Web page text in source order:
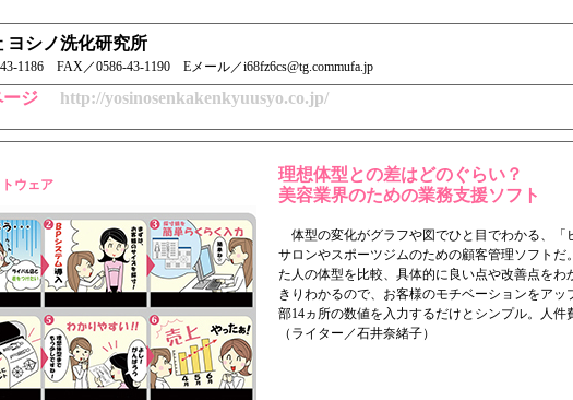
ヨシノ洗化研究所
43-1186 FAX／0586-43-1190 Eメール／i68fz6cs@tg.commufa.jp
ージ http://yosinosenkakenkyuusyo.co.jp/
ウェア
理想体型との差はどのぐらい？
美容業界のための業務支援ソフト
体型の変化がグラフや図でひと目でわかる、「
サロンやスポーツジムのための顧客管理ソフト
た人の体型を比較、具体的に良い点や改善点を
きりわかるので、お客様のモチベーションをア
部14ヵ所の数値を入力するだけとシンプル。人件
（ライター／石井奈緒子）